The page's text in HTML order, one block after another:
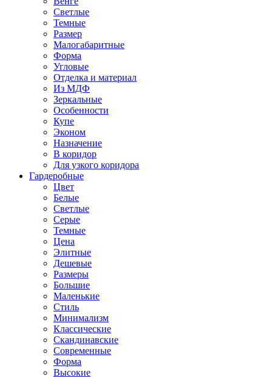
Светлые
Темные
Размер
Малогабаритные
Форма
Угловые
Отделка и материал
Из МДФ
Зеркальные
Особенности
Купе
Эконом
Назначение
В коридор
Для узкого коридора
Гардеробные
Цвет
Белые
Светлые
Серые
Темные
Цена
Элитные
Дешевые
Размеры
Большие
Маленькие
Стиль
Минимализм
Классические
Скандинавские
Современные
Форма
Высокие